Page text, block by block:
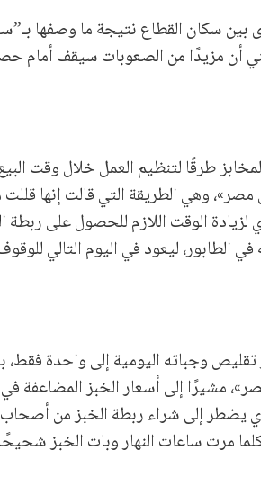
سكان القطاع نتيجة ما وصفها
أن مزيدًا من الصعوبات سيقف أمام
طرقًا لتنظيم العمل خلال وقت
وهي الطريقة التي قالت إنها
الوقت اللازم للحصول على ربطة
الطابور، ليعود في اليوم التالي
وجباته اليومية إلى واحدة فقط،
مشيرًا إلى أسعار الخبز المضاعفة
يضطر إلى شراء ربطة الخبز من
ثلاثة و20 شيكلًا، إذ يرتفع السعر كلما مرت ساعات النهار وبات